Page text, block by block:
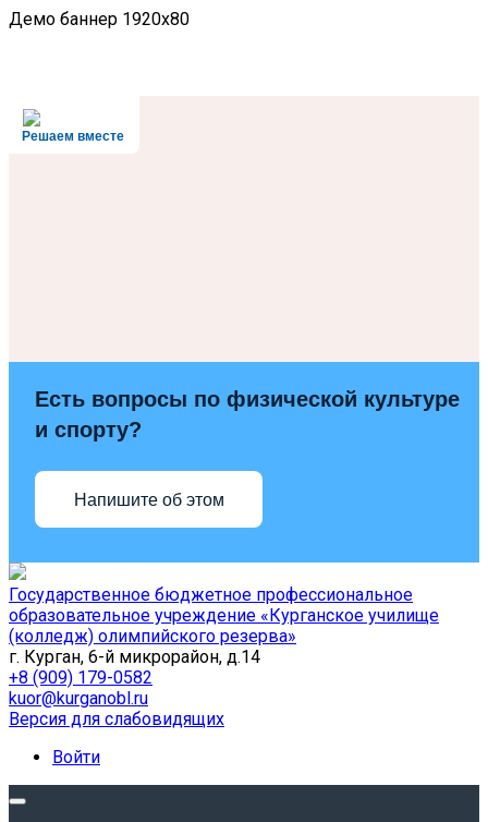
Демо баннер 1920x80
Решаем вместе
Есть вопросы по физической культуре
и спорту?
Напишите об этом
Государственное бюджетное профессиональное
образовательное учреждение «Курганское училище
(колледж) олимпийского резерва»
г. Курган, 6-й микрорайон, д.14
+8 (909) 179-0582
kuor@kurganobl.ru
Версия для слабовидящих
Войти